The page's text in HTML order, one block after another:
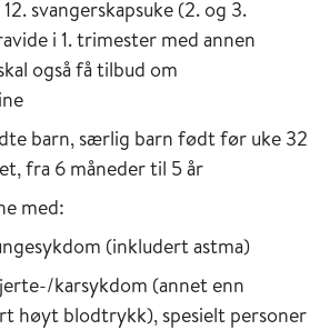
svangerskapsuke (2. og 3.
i 1. trimester med annen
også få tilbud om
barn, særlig barn født før uke 32
fra 6 måneder til 5 år
med:
(inkludert astma)
karsykdom (annet enn
høyt blodtrykk), spesielt personer